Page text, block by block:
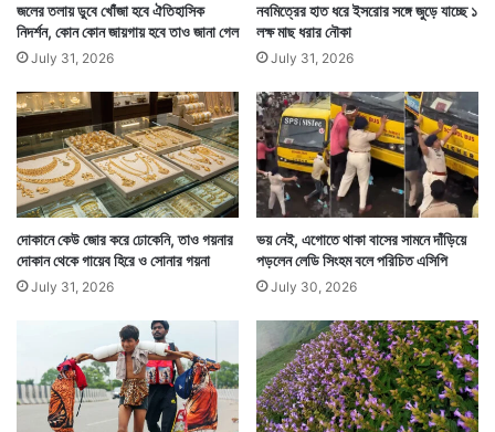
পুলিশের কাছে পরিস্কার হয়ে যায় সবকিছু। পেশায় কন্ট্রাক্টর দাদার
কাছ থেকে ৫ হাজার টাকা হাতাতে নিজেই নিজেকে তুলে নিয়ে
জলের তলায় ডুবে খোঁজা হবে ঐতিহাসিক
নিদর্শন, কোন কোন জায়গায় হবে তাও জানা গেল
July 31, 2026
নবমিত্রের হাত ধরে ইসরোর সঙ্গে জুড়ে যাচ্ছে ১
লক্ষ মাছ ধরার নৌকা
July 31, 2026
দোকানে কেউ জোর করে ঢোকেনি, তাও গয়নার
দোকান থেকে গায়েব হিরে ও সোনার গয়না
July 31, 2026
ভয় নেই, এগোতে থাকা বাসের সামনে দাঁড়িয়ে
পড়লেন লেডি সিংহম বলে পরিচিত এসিপি
July 30, 2026